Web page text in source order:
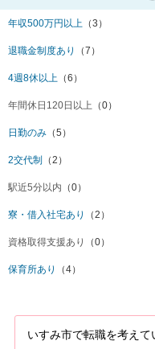
年収500万円以上 （3）
退職金制度あり （7）
4週8休以上 （6）
年間休日120日以上 （0）
日勤のみ （5）
2交代制 （2）
駅近5分以内 （0）
寮・借入社宅あり （2）
資格取得支援あり （0）
保育所あり （4）
いすみ市で転職を考えて